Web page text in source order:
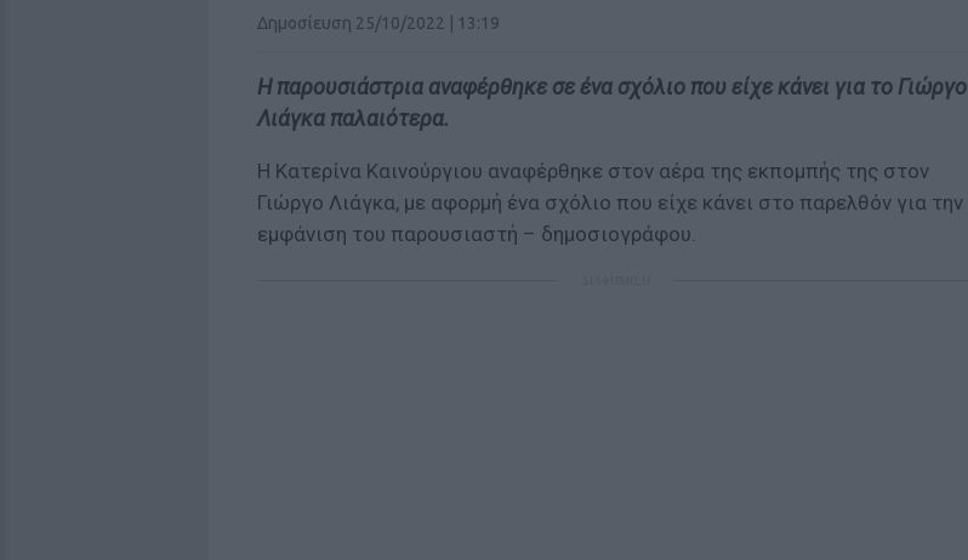
Δημοσίευση 25/10/2022 | 13:19
H παρουσιάστρια αναφέρθηκε σε ένα σχόλιο που είχε κάνει για το Γιώργο
Λιάγκα παλαιότερα.
Η Κατερίνα Καινούργιου αναφέρθηκε στον αέρα της εκπομπής της στον
Γιώργο Λιάγκα, με αφορμή ένα σχόλιο που είχε κάνει στο παρελθόν για την
εμφάνιση του παρουσιαστή – δημοσιογράφου.